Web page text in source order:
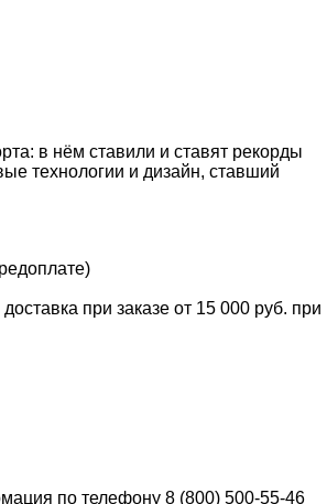
в нём ставили и ставят рекорды
технологии и дизайн, ставший
при заказе от 15 000 руб. при
по телефону 8 (800) 500-55-46